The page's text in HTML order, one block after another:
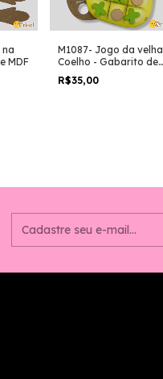
na
MDF
M1087- Jogo da velha
Coelho - Gabarito de
MDF
R$35,00